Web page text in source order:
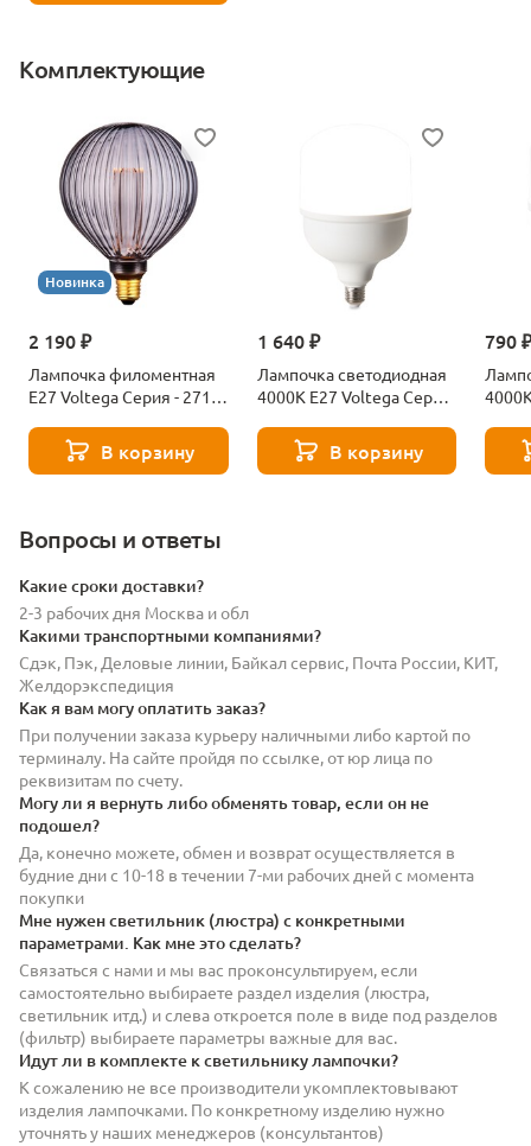
Комплектующие
Новинка
2 190 ₽
Лампочка филоментная
Е27 Voltega Серия - 271
В корзину
1 640 ₽
Лампочка светодиодная
4000К Е27 Voltega Серия
В корзину
790
Вопросы и ответы
Какие сроки доставки?
2-3 рабочих дня Москва и обл
Какими транспортными компаниями?
Сдэк, Пэк, Деловые линии, Байкал сервис, Почта России, КИТ,
Желдорэкспедиция
Как я вам могу оплатить заказ?
При получении заказа курьеру наличными либо картой по
терминалу. На сайте пройдя по ссылке, от юр лица по
реквизитам по счету.
Могу ли я вернуть либо обменять товар, если он не
подошел?
Да, конечно можете, обмен и возврат осуществляется в
будние дни с 10-18 в течении 7-ми рабочих дней с момента
покупки
Мне нужен светильник (люстра) с конкретными
параметрами. Как мне это сделать?
Связаться с нами и мы вас проконсультируем, если
самостоятельно выбираете раздел изделия (люстра,
светильник итд.) и слева откроется поле в виде под разделов
(фильтр) выбираете параметры важные для вас.
Идут ли в комплекте к светильнику лампочки?
К сожалению не все производители укомплектовывают
изделия лампочками. По конкретному изделию нужно
уточнять у наших менеджеров (консультантов)